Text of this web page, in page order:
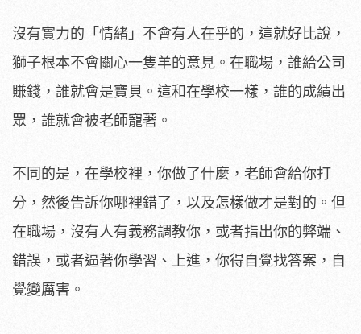
沒有實力的「情緒」不會有人在乎的，這就好比說，
獅子根本不會關心一隻羊的意見。在職場，誰給公司
賺錢，誰就會是寶貝。這和在學校一樣，誰的成績出
眾，誰就會被老師寵著。
不同的是，在學校裡，你做了什麼，老師會給你打
分，然後告訴你哪裡錯了，以及怎樣做才是對的。但
在職場，沒有人有義務調教你，或者指出你的弊端、
錯誤，或者逼著你學習、上進，你得自覺找答案，自
覺變厲害。